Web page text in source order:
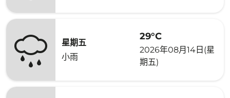
星期五
小雨
29°C
2026年08月14日(星
期五)